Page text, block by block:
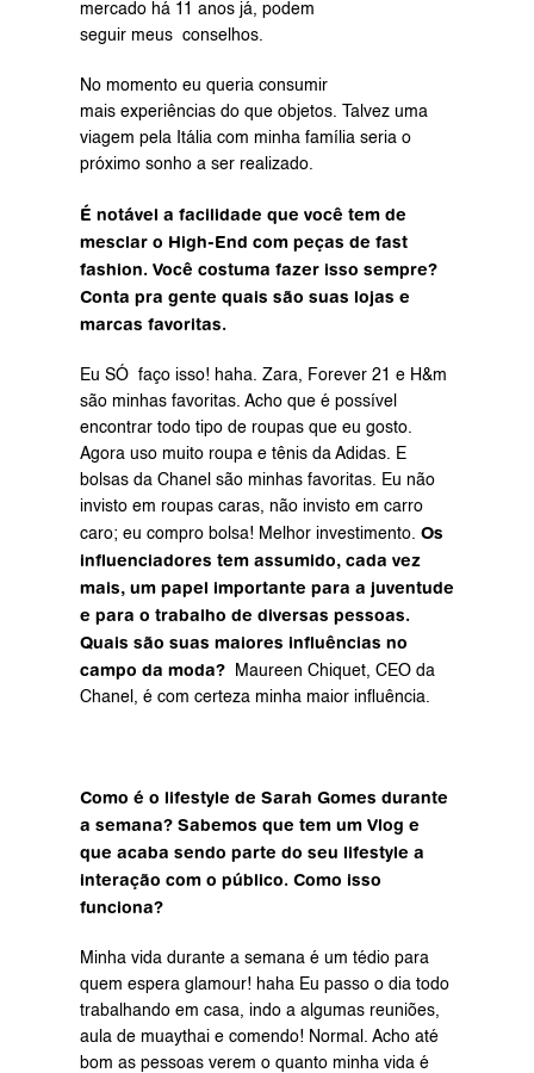
mercado há 11 anos já, podem
seguir meus  conselhos.
No momento eu queria consumir
mais experiências do que objetos. Talvez uma
viagem pela Itália com minha família seria o
próximo sonho a ser realizado.
É notável a facilidade que você tem de
mesclar o High-End com peças de fast
fashion. Você costuma fazer isso sempre?
Conta pra gente quais são suas lojas e
marcas favoritas.
Eu SÓ  faço isso! haha. Zara, Forever 21 e H&m
são minhas favoritas. Acho que é possível
encontrar todo tipo de roupas que eu gosto.
Agora uso muito roupa e tênis da Adidas. E
bolsas da Chanel são minhas favoritas. Eu não
invisto em roupas caras, não invisto em carro
caro; eu compro bolsa! Melhor investimento. Os
influenciadores tem assumido, cada vez
mais, um papel importante para a juventude
e para o trabalho de diversas pessoas.
Quais são suas maiores influências no
campo da moda?
Maureen Chiquet, CEO da
Chanel, é com certeza minha maior influência.
Como é o lifestyle de Sarah Gomes durante
a semana? Sabemos que tem um Vlog e
que acaba sendo parte do seu lifestyle a
interação com o público. Como isso
funciona?
Minha vida durante a semana é um tédio para
quem espera glamour! haha Eu passo o dia todo
trabalhando em casa, indo a algumas reuniões,
aula de muaythai e comendo! Normal. Acho até
bom as pessoas verem o quanto minha vida é